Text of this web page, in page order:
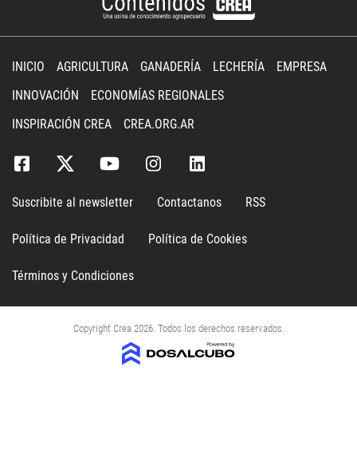
INICIO AGRICULTURA GANADERÍA LECHERÍA
EMPRESA
INNOVACIÓN
ECONOMÍAS REGIONALES
INSPIRACIÓN CREA
CREA.ORG.AR
Suscribite al newsletter Contactanos RSS
Política de Privacidad Política de Cookies
Términos y Condiciones
Copyright Crea 2026. Todos los derechos reservados.